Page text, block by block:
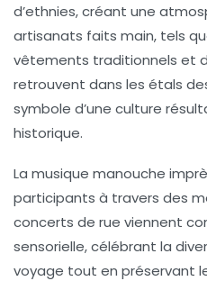
d’ethnies, créant une
artisanats faits main, tels
vêtements traditionnels et
retrouvent dans les étals
symbole d’une culture
historique.
La musique manouche
participants à travers des
concerts de rue viennent
sensorielle, célébrant la
voyage tout en préservant